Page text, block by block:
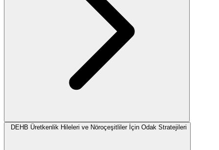
DEHB Üretkenlik Hileleri ve Nöroçeşitliler İçin Odak Stratejileri